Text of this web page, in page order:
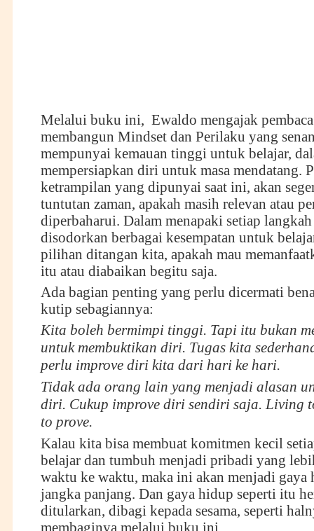
Melalui buku ini, Ewaldo mengajak
membangun Mindset dan Perilaku yang
mempunyai kemauan tinggi untuk belajar,
mempersiapkan diri untuk masa mendatang.
ketrampilan yang dipunyai saat ini, akan
tuntutan zaman, apakah masih relevan atau
diperbaharui. Dalam menapaki setiap
disodorkan berbagai kesempatan untuk
pilihan ditangan kita, apakah mau
itu atau diabaikan begitu saja.
Ada bagian penting yang perlu dicermati
kutip sebagiannya:
Kita boleh bermimpi tinggi. Tapi itu bukan
untuk membuktikan diri. Tugas kita
perlu improve diri kita dari hari ke hari.
Tidak ada orang lain yang menjadi alasan
diri. Cukup improve diri sendiri saja. Living
to prove.
Kalau kita bisa membuat komitmen kecil
belajar dan tumbuh menjadi pribadi yang
waktu ke waktu, maka ini akan menjadi gaya
jangka panjang. Dan gaya hidup seperti itu
ditularkan, dibagi kepada sesama, seperti
membaginya melalui buku ini.